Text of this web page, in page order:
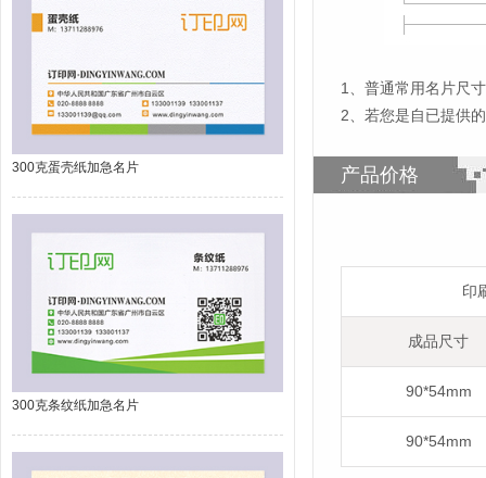
300克蛋壳纸加急名片
300克条纹纸加急名片
1
普通常用名片尺
2、若您是自已提供
产品价格
印
成品尺寸
90*54mm
90*54mm